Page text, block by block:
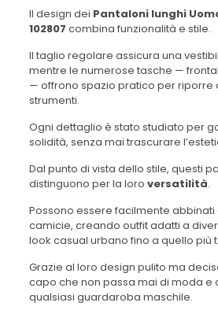
Il design dei Pantaloni lunghi
102807 combina funzionalità e stile.
Il taglio regolare assicura una
mentre le numerose tasche —
— offrono spazio pratico per riporre
strumenti.
Ogni dettaglio è stato studiato per
solidità, senza mai trascurare
Dal punto di vista dello stile, questi
distinguono per la loro versatilità.
Possono essere facilmente abbinati
camicie, creando outfit adatti a
look casual urbano fino a quello più
Grazie al loro design pulito ma
capo che non passa mai di moda e
qualsiasi guardaroba maschile.